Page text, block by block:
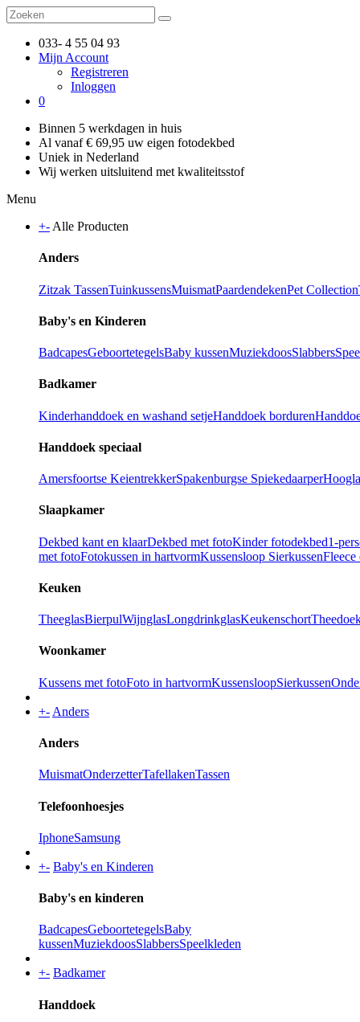
033- 4 55 04 93
Mijn Account
Registreren
Inloggen
0
Binnen 5 werkdagen in huis
Al vanaf € 69,95 uw eigen fotodekbed
Uniek in Nederland
Wij werken uitsluitend met kwaliteitsstof
Menu
+- Alle Producten
Anders
Zitzak TassenTuinkussensMuismatPaardendekenPet Collection
Baby's en Kinderen
BadcapesGeboortetegelsBaby kussenMuziekdoosSlabbers
Badkamer
Kinderhanddoek en washand setjeHanddoek borduren
Handdoek speciaal
Amersfoortse KeientrekkerSpakenburgse Spiekedaarper
Slaapkamer
Dekbed kant en klaarDekbed met fotoKinder fotodekbed1-
met fotoFotokussen in hartvormKussensloop SierkussenFleece
Keuken
TheeglasBierpulWijnglasLongdrinkglasKeukenschort
Woonkamer
Kussens met fotoFoto in hartvormKussensloopSierkussen
+- Anders
Anders
MuismatOnderzetterTafellakenTassen
Telefoonhoesjes
IphoneSamsung
+- Baby's en Kinderen
Baby's en kinderen
BadcapesGeboortetegelsBaby
kussenMuziekdoosSlabbersSpeelkleden
+- Badkamer
Handdoek